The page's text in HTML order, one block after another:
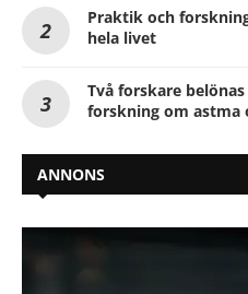
Praktik och
hela livet
Två forskare
forskning om astma
ANNONS